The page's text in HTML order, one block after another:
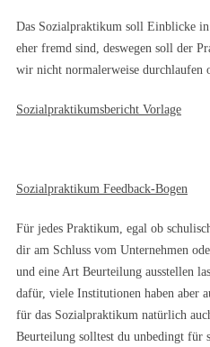
Das Sozialpraktikum soll Einblicke
eher fremd sind, deswegen soll der
wir nicht normalerweise durchlaufen
Sozialpraktikumsbericht Vorlage
Sozialpraktikum Feedback-Bogen
Für jedes Praktikum, egal ob
dir am Schluss vom Unternehmen
und eine Art Beurteilung ausstellen
dafür, viele Institutionen haben aber
für das Sozialpraktikum natürlich
Beurteilung solltest du unbedingt für